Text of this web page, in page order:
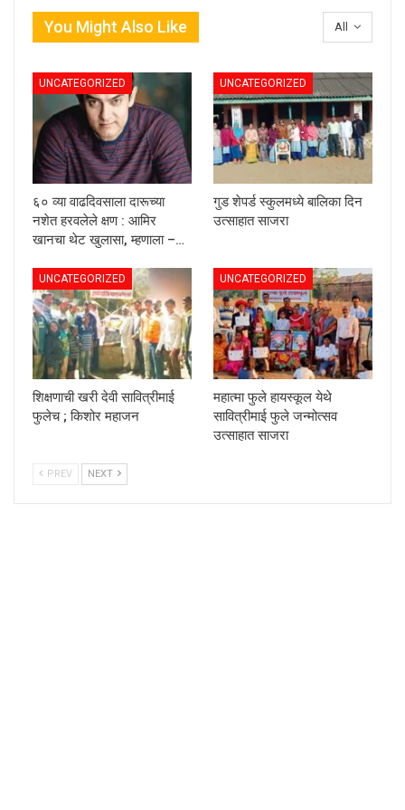
All
You Might Also Like
UNCATEGORIZED
६० व्या वाढदिवसाला दारूच्या
नशेत हरवलेले क्षण : आमिर
खानचा थेट खुलासा, म्हणाला –…
UNCATEGORIZED
गुड शेपर्ड स्कुलमध्ये बालिका दिन
उत्साहात साजरा
UNCATEGORIZED
शिक्षणाची खरी देवी सावित्रीमाई
फुलेच ; किशोर महाजन
UNCATEGORIZED
महात्मा फुले हायस्कूल येथे
सावित्रीमाई फुले जन्मोत्सव
उत्साहात साजरा
PREV NEXT